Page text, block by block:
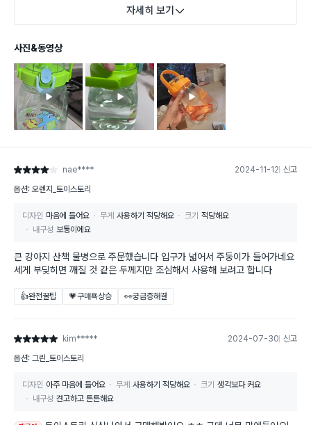
자세히 보기
사진&동영상
별점 4점 nae**** 2024-11-12 신고
옵션: 오렌지_토이스토리
디자인 마음에 들어요 무게 사용하기 적당해요 크기 적당해요
내구성 보통이에요
큰 강아지 산책 물병으로 주문했습니다 입구가 넓어서 주둥이가 들어가네요
세게 부딪히면 깨질 것 같은 두께지만 조심해서 사용해 보려고 합니다
👍완전꿀팁 💗구매욕상승 👀궁금증해결
별점 5점 kim***** 2024-07-30 신고
옵션: 그린_토이스토리
디자인 아주 마음에 들어요 무게 사용하기 적당해요 크기 생각보다 커요
내구성 견고하고 튼튼해요